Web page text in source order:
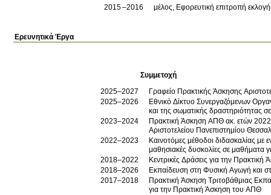
2015
2016 μέλος, Εφορευτική επιτροπή
Ερευνητικά Έργα
Συμμετοχή
2025–2027
Γραφείο Πρακτικής Άσκησης
2025–2026
Εθνικό Δίκτυο Συνεργαζόμενων
και της σωματικής δραστηριότητας
2023–2024
Πρακτική Άσκηση ΑΠΘ ακ. ετών
Αριστοτελείου Πανεπιστημίου
2022–2023
Καινοτόμες μέθοδοι διδασκαλίας
μαθησιακές δυσκολίες σε μαθήματα
2018–2022
Κεντρικές Δράσεις για την
2018–2026
Εκπαίδευση στη Φυσική Αγωγή και
2017–2018
Πρακτική Άσκηση Τριτοβάθμιας
για την Πρακτική Άσκηση του ΑΠΘ